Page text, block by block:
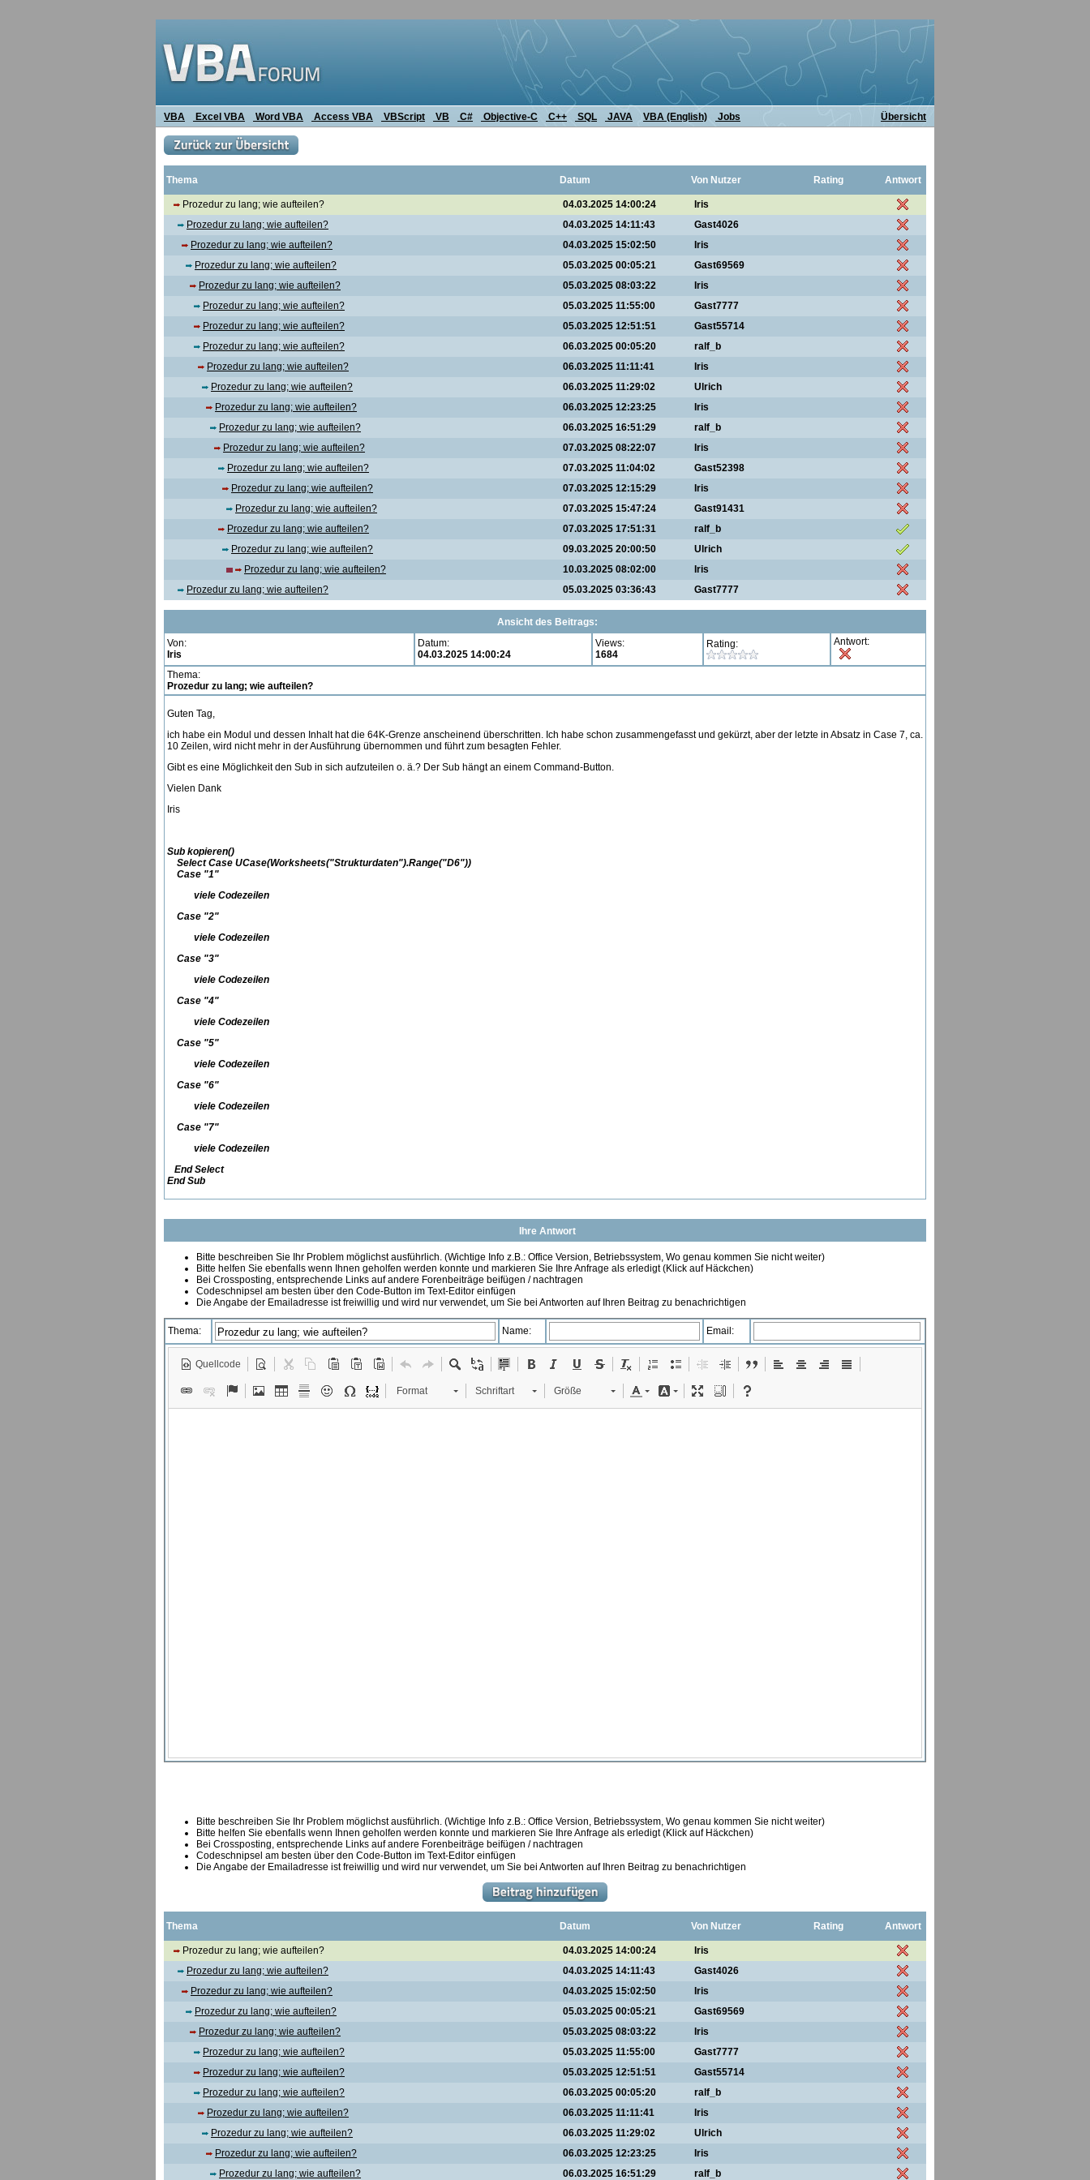
VBA Excel VBA Word VBA Access VBA VBScript VB C# Objective-C C++ SQL JAVA VBA (English) Jobs Übersicht
Thema Datum Von Nutzer Rating Antwort
Prozedur zu lang; wie aufteilen? 04.03.2025 14:00:24
Iris
Prozedur zu lang; wie aufteilen?
04.03.2025 14:11:43
Gast4026
Prozedur zu lang; wie aufteilen?
04.03.2025 15:02:50
Iris
Prozedur zu lang; wie aufteilen?
05.03.2025 00:05:21
Gast69569
Prozedur zu lang; wie aufteilen?
05.03.2025 08:03:22
Iris
Prozedur zu lang; wie aufteilen?
05.03.2025 11:55:00
Gast7777
Prozedur zu lang; wie aufteilen?
05.03.2025 12:51:51
Gast55714
Prozedur zu lang; wie aufteilen?
06.03.2025 00:05:20
ralf_b
Prozedur zu lang; wie aufteilen?
06.03.2025 11:11:41
Iris
Prozedur zu lang; wie aufteilen?
06.03.2025 11:29:02
Ulrich
Prozedur zu lang; wie aufteilen?
06.03.2025 12:23:25
Iris
Prozedur zu lang; wie aufteilen?
06.03.2025 16:51:29
ralf_b
Prozedur zu lang; wie aufteilen?
07.03.2025 08:22:07
Iris
Prozedur zu lang; wie aufteilen?
07.03.2025 11:04:02
Gast52398
Prozedur zu lang; wie aufteilen?
07.03.2025 12:15:29
Iris
Prozedur zu lang; wie aufteilen?
07.03.2025 15:47:24
Gast91431
Prozedur zu lang; wie aufteilen?
07.03.2025 17:51:31
ralf_b
Prozedur zu lang; wie aufteilen?
09.03.2025 20:00:50
Ulrich
Prozedur zu lang; wie aufteilen?
10.03.2025 08:02:00
Iris
Prozedur zu lang; wie aufteilen?
05.03.2025 03:36:43 Gast7777
Ansicht des Beitrags:
Von:
Iris
Datum:
04.03.2025 14:00:24
Views:
1684
Rating: Antwort:
Thema:
Prozedur zu lang; wie aufteilen?
Guten Tag,
ich habe ein Modul und dessen Inhalt hat die 64K-Grenze anscheinend überschritten. Ich habe schon zusammengefasst und gekürzt, aber der letzte in Absatz in Case 7, ca.
10 Zeilen, wird nicht mehr in der Ausführung übernommen und führt zum besagten Fehler.
Gibt es eine Möglichkeit den Sub in sich aufzuteilen o. ä.? Der Sub hängt an einem Command-Button.
Vielen Dank
Iris
Sub kopieren()
Select Case UCase(Worksheets("Strukturdaten").Range("D6"))
Case "1"
viele Codezeilen
Case "2"
viele Codezeilen
Case "3"
viele Codezeilen
Case "4"
viele Codezeilen
Case "5"
viele Codezeilen
Case "6"
viele Codezeilen
Case "7"
viele Codezeilen
End Select
End Sub
Ihre Antwort
Bitte beschreiben Sie Ihr Problem möglichst ausführlich. (Wichtige Info z.B.: Office Version, Betriebssystem, Wo genau kommen Sie nicht weiter)
Bitte helfen Sie ebenfalls wenn Ihnen geholfen werden konnte und markieren Sie Ihre Anfrage als erledigt (Klick auf Häckchen)
Bei Crossposting, entsprechende Links auf andere Forenbeiträge beifügen / nachtragen
Codeschnipsel am besten über den Code-Button im Text-Editor einfügen
Die Angabe der Emailadresse ist freiwillig und wird nur verwendet, um Sie bei Antworten auf Ihren Beitrag zu benachrichtigen
Thema: Name: Email:
Quellcode
Format Schriftart Größe
Bitte beschreiben Sie Ihr Problem möglichst ausführlich. (Wichtige Info z.B.: Office Version, Betriebssystem, Wo genau kommen Sie nicht weiter)
Bitte helfen Sie ebenfalls wenn Ihnen geholfen werden konnte und markieren Sie Ihre Anfrage als erledigt (Klick auf Häckchen)
Bei Crossposting, entsprechende Links auf andere Forenbeiträge beifügen / nachtragen
Codeschnipsel am besten über den Code-Button im Text-Editor einfügen
Die Angabe der Emailadresse ist freiwillig und wird nur verwendet, um Sie bei Antworten auf Ihren Beitrag zu benachrichtigen
Thema Datum Von Nutzer Rating Antwort
Prozedur zu lang; wie aufteilen? 04.03.2025 14:00:24
Iris
Prozedur zu lang; wie aufteilen?
04.03.2025 14:11:43
Gast4026
Prozedur zu lang; wie aufteilen?
04.03.2025 15:02:50
Iris
Prozedur zu lang; wie aufteilen?
05.03.2025 00:05:21
Gast69569
Prozedur zu lang; wie aufteilen?
05.03.2025 08:03:22
Iris
Prozedur zu lang; wie aufteilen?
05.03.2025 11:55:00
Gast7777
Prozedur zu lang; wie aufteilen?
05.03.2025 12:51:51
Gast55714
Prozedur zu lang; wie aufteilen?
06.03.2025 00:05:20
ralf_b
Prozedur zu lang; wie aufteilen?
06.03.2025 11:11:41
Iris
Prozedur zu lang; wie aufteilen?
06.03.2025 11:29:02
Ulrich
Prozedur zu lang; wie aufteilen?
06.03.2025 12:23:25
Iris
Prozedur zu lang; wie aufteilen?
06.03.2025 16:51:29 ralf_b